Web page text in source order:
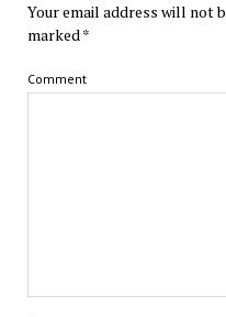
Your email address will not
marked*
Comment